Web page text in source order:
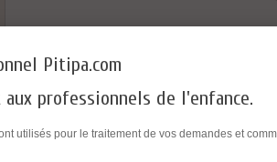
Pitipa.com
professionnels de l'enfance.
utilisés pour le traitement de vos demandes et